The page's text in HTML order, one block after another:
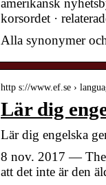
amerikansk
korsordet ·
Alla synonymer
http s://www.ef.se ›
Lär dig
Lär dig engelska
8 nov. 2017 — The
att det inte är den